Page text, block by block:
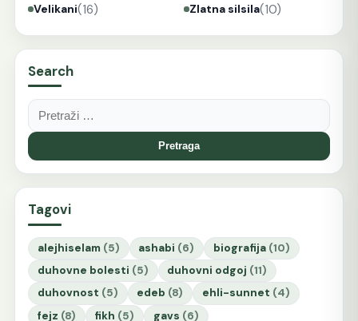
Velikani(16) Zlatna silsila(10)
Search
Pretraga:
Tagovi
alejhiselam (5) ashabi (6) biografija (10)
duhovne bolesti (5) duhovni odgoj (11)
duhovnost (5) edeb (8) ehli-sunnet (4)
fejz (8) fikh (5) gavs (6)